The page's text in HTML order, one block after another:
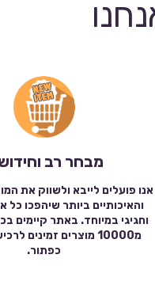
מבחר רב
אנו פועלים לייבא ולשווק את
והאיכותיים ביותר שיהפכו כל
וחגיגי במיוחד. באתר קיימים
מ10000 מוצרים זמינים
כפתור.